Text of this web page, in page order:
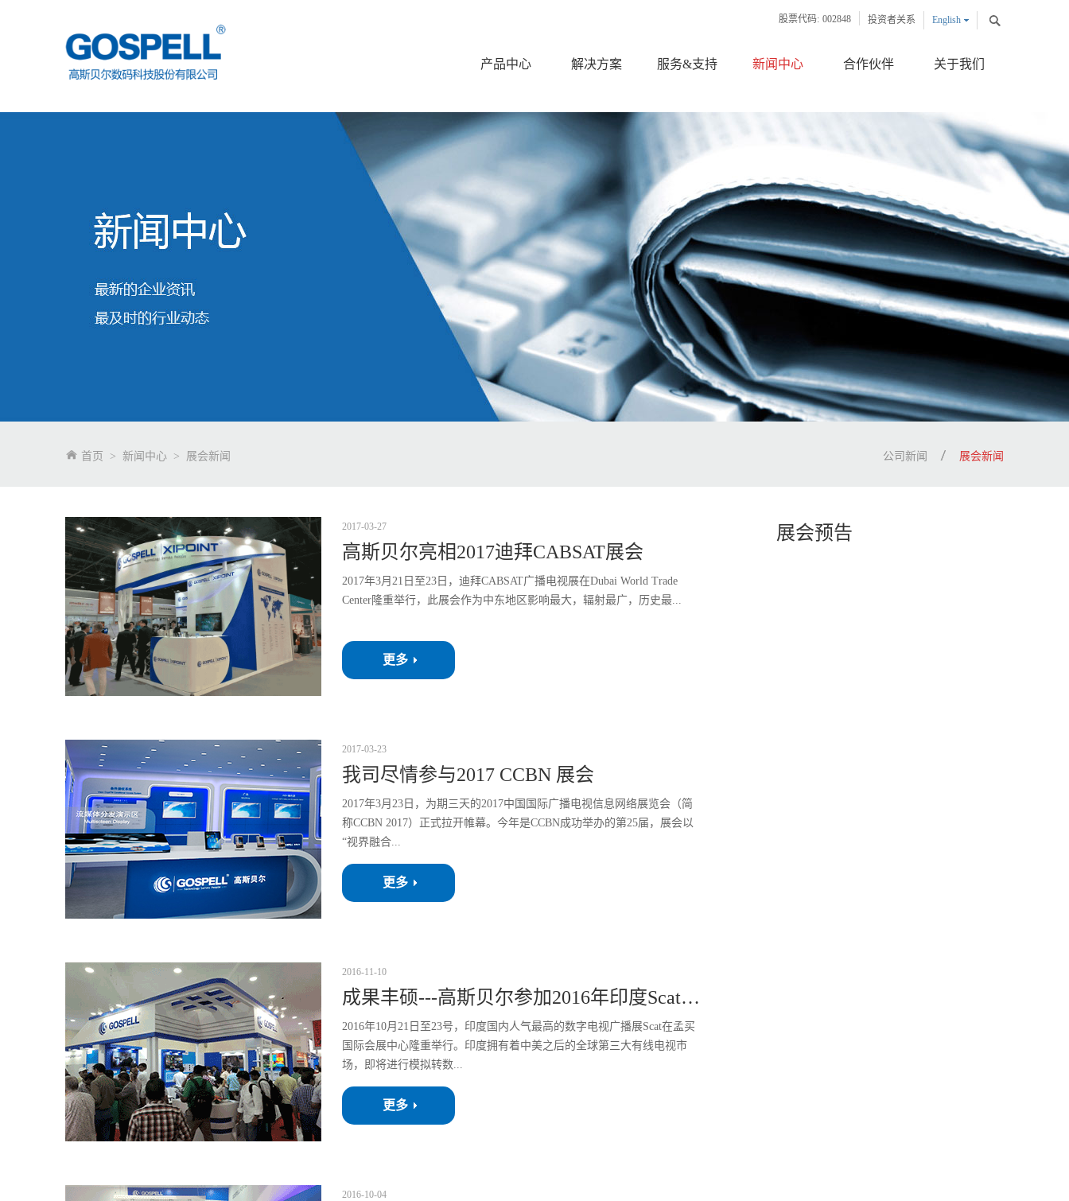
English
投资者关系
股票代码: 002848
产品中心 解决方案 服务&支持 新闻中心 合作伙伴 关于我们
首页 > 新闻中心 > 展会新闻 公司新闻 展会新闻
2017-03-27
高斯贝尔亮相2017迪拜CABSAT展会
2017年3月21日至23日，迪拜CABSAT广播电视展在Dubai World Trade
Center隆重举行，此展会作为中东地区影响最大，辐射最广，历史最...
更多
2017-03-23
我司尽情参与2017 CCBN 展会
2017年3月23日，为期三天的2017中国国际广播电视信息网络展览会（简
称CCBN 2017）正式拉开帷幕。今年是CCBN成功举办的第25届，展会以
“视界融合...
更多
2016-11-10
成果丰硕---高斯贝尔参加2016年印度Scat展会
2016年10月21日至23号，印度国内人气最高的数字电视广播展Scat在孟买
国际会展中心隆重举行。印度拥有着中美之后的全球第三大有线电视市
场，即将进行模拟转数...
更多
2016-10-04
展会预告